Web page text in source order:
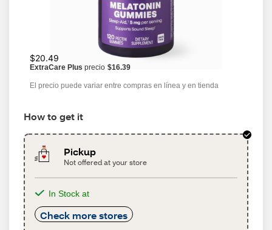
$20.49
ExtraCare Plus precio $16.39
El precio puede variar entre compras en línea y en tienda
How to get it
Pickup
Not offered at your store
In Stock at
Check more stores